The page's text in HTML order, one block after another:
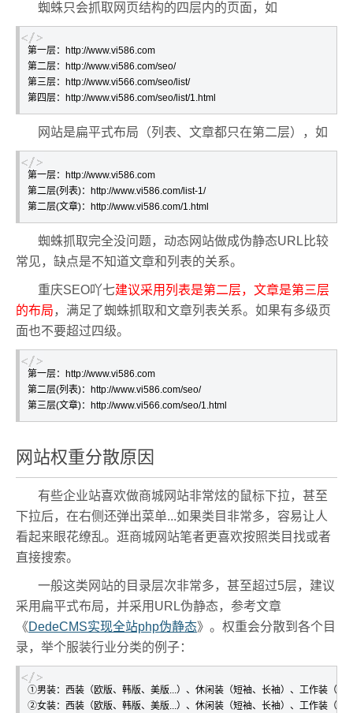
蜘蛛只会抓取网页结构的四层内的页面，如
第一层：http://www.vi586.com
第二层：http://www.vi586.com/seo/
第三层：http://www.vi566.com/seo/list/
第四层：http://www.vi586.com/seo/list/1.html
网站是扁平式布局（列表、文章都只在第二层），如
第一层：http://www.vi586.com
第二层(列表)：http://www.vi586.com/list-1/
第二层(文章)：http://www.vi586.com/1.html
蜘蛛抓取完全没问题，动态网站做成伪静态URL比较
常见，缺点是不知道文章和列表的关系。
重庆SEO吖七建议采用列表是第二层，文章是第三层
的布局，满足了蜘蛛抓取和文章列表关系。如果有多级页
面也不要超过四级。
第一层：http://www.vi586.com
第二层(列表)：http://www.vi586.com/seo/
第三层(文章)：http://www.vi566.com/seo/1.html
网站权重分散原因
有些企业站喜欢做商城网站非常炫的鼠标下拉，甚至
下拉后，在右侧还弹出菜单...如果类目非常多，容易让人
看起来眼花缭乱。逛商城网站笔者更喜欢按照类目找或者
直接搜索。
一般这类网站的目录层次非常多，甚至超过5层，建议
采用扁平式布局，并采用URL伪静态，参考文章
《DedeCMS实现全站php伪静态》。权重会分散到各个目
录，举个服装行业分类的例子：
①男装：西装（欧版、韩版、美版...）、休闲装（短袖、长袖）、工作装（银
②女装：西装（欧版、韩版、美版...）、休闲装（短袖、长袖）、工作装（银